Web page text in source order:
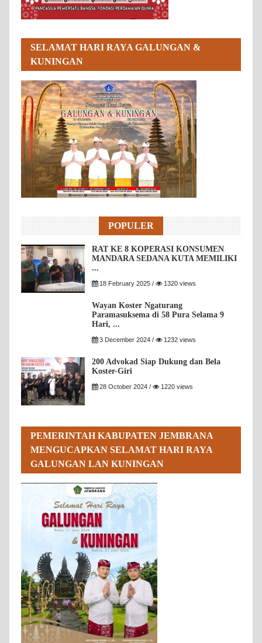
SELAMAT HARI RAYA GALUNGAN &
KUNINGAN
POPULER
RAT KE 8 KOPERASI KONSUMEN
MANDARA SEDANA KUTA MEMILIKI
...
18 February 2025 / 1320 views
Wayan Koster Ngaturang
Paramasuksema di 58 Pura Selama 9
Hari, ...
3 December 2024 / 1232 views
200 Advokad Siap Dukung dan Bela
Koster-Giri
28 October 2024 / 1220 views
PEMERINTAH KABUPATEN JEMBRANA
MENGUCAPKAN SELAMAT HARI RAYA
GALUNGAN LAN KUNINGAN